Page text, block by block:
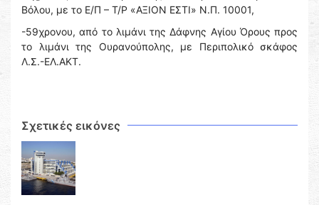
Βόλου, με το Ε/Π – Τ/Ρ «ΑΞΙΟΝ ΕΣΤΙ» Ν.Π. 10001,
-59χρονου, από το λιμάνι της Δάφνης Αγίου Όρους προς
το λιμάνι της Ουρανούπολης, με Περιπολικό σκάφος
Λ.Σ.-ΕΛ.ΑΚΤ.
Σχετικές εικόνες